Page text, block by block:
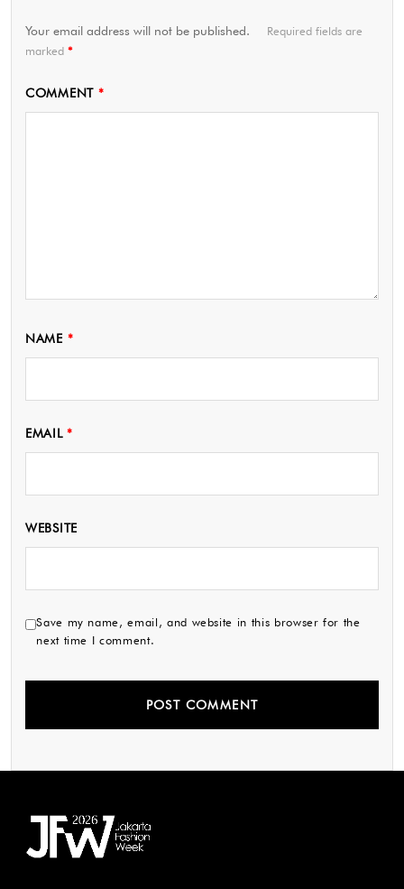
Your email address will not be published.
Required fields are
marked *
COMMENT *
NAME *
EMAIL*
WEBSITE
Save my name, email, and website in this browser for the
next time I comment.